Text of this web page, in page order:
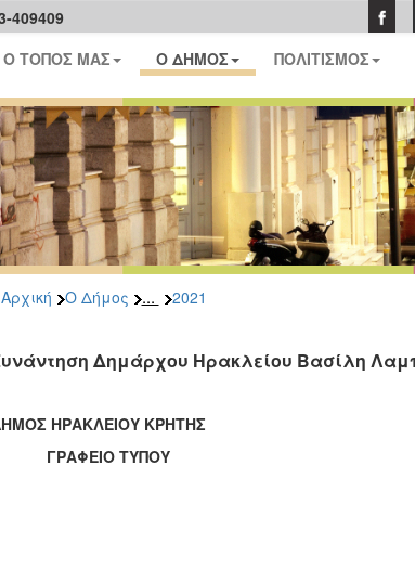
409409
Ο ΤΟΠΟΣ ΜΑΣ Ο ΔΗΜΟΣ ΠΟΛΙΤΙΣΜΟΣ
Αρχική Ο Δήμος ... 2021
Δημάρχου Ηρακλείου Βασίλη
ΗΡΑΚΛΕΙΟΥ ΚΡΗΤΗΣ
ΓΡΑΦΕΙΟ ΤΥΠΟΥ